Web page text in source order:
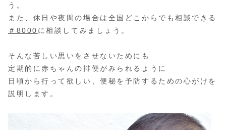
う。
また、休日や夜間の場合は全国どこからでも相談できる
＃8000 に相談してみましょう。
そんな苦しい思いをさせないためにも
定期的に赤ちゃんの排便がみられるように
日頃から行って欲しい、便秘を予防するための心がけを
説明します。